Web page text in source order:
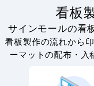
看板
サインモールの看
看板製作の流れから
ーマットの配布・入